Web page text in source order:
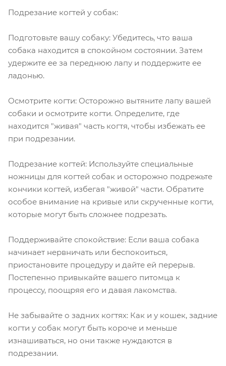
Подрезание когтей у собак:
Подготовьте вашу собаку: Убедитесь, что ваша
собака находится в спокойном состоянии. Затем
удержите ее за переднюю лапу и поддержите ее
ладонью.
Осмотрите когти: Осторожно вытяните лапу вашей
собаки и осмотрите когти. Определите, где
находится "живая" часть когтя, чтобы избежать ее
при подрезании.
Подрезание когтей: Используйте специальные
ножницы для когтей собак и осторожно подрежьте
кончики когтей, избегая "живой" части. Обратите
особое внимание на кривые или скрученные когти,
которые могут быть сложнее подрезать.
Поддерживайте спокойствие: Если ваша собака
начинает нервничать или беспокоиться,
приостановите процедуру и дайте ей перерыв.
Постепенно привыкайте вашего питомца к
процессу, поощряя его и давая лакомства.
Не забывайте о задних когтях: Как и у кошек, задние
когти у собак могут быть короче и меньше
изнашиваться, но они также нуждаются в
подрезании.